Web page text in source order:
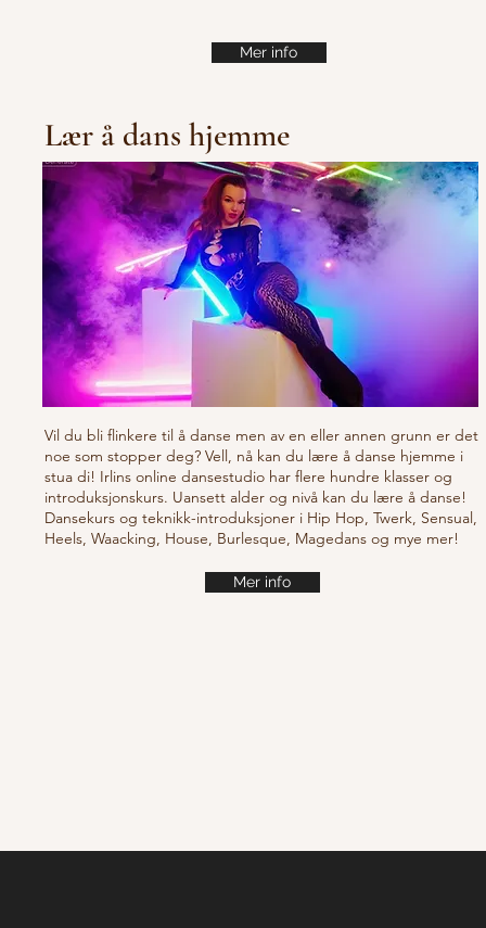
Mer info
Lær å dans hjemme
Vil du bli flinkere til å danse men av en eller annen grunn er det
noe som stopper deg? Vell, nå kan du lære å danse hjemme i
stua di! Irlins online dansestudio har flere hundre klasser og
introduksjonskurs. Uansett alder og nivå kan du lære å danse!
Dansekurs og teknikk-introduksjoner i Hip Hop, Twerk, Sensual,
Heels, Waacking, House, Burlesque, Magedans og mye mer!
Mer info